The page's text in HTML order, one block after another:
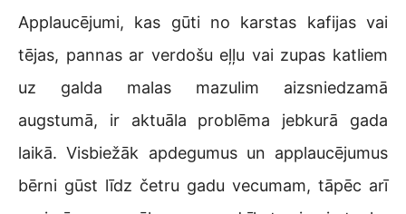
Applaucējumi, kas gūti no karstas kafijas vai
tējas, pannas ar verdošu eļļu vai zupas katliem
uz galda malas mazulim aizsniedzamā
augstumā, ir aktuāla problēma jebkurā gada
laikā. Visbiežāk apdegumus un applaucējumus
bērni gūst līdz četru gadu vecumam, tāpēc arī